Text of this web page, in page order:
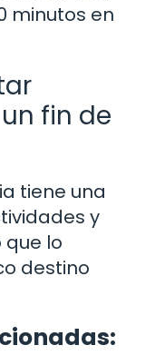
minutos en
fin de
tiene una
y
lo
destino